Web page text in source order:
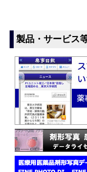
製品・サービス